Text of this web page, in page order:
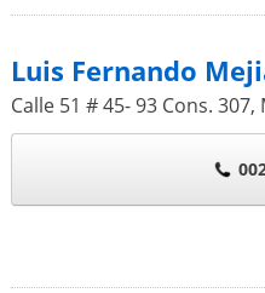
Luis Fernando
Calle 51 # 45- 93 Cons. 307,